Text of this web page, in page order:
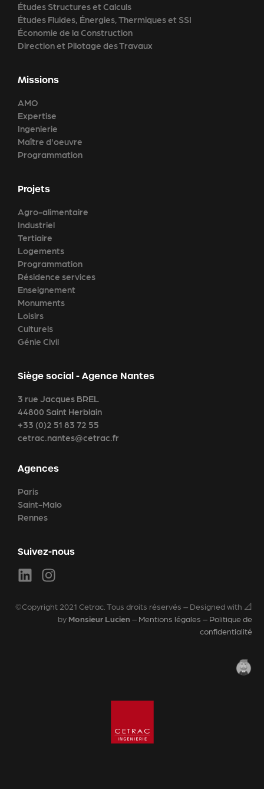
Études Structures et Calculs
Études Fluides, Énergies, Thermiques et SSI
Économie de la Construction
Direction et Pilotage des Travaux
Missions
AMO
Expertise
Ingenierie
Maître d'oeuvre
Programmation
Projets
Agro-alimentaire
Industriel
Tertiaire
Logements
Programmation
Résidence services
Enseignement
Monuments
Loisirs
Culturels
Génie Civil
Siège social - Agence Nantes
3 rue Jacques BREL
44800 Saint Herblain
+33 (0)2 51 83 72 55
cetrac.nantes@cetrac.fr
Agences
Paris
Saint-Malo
Rennes
Suivez-nous
©Copyright 2021 Cetrac. Tous droits réservés – Designed with 📐
by Monsieur Lucien– Mentions légales – Politique de
confidentialité